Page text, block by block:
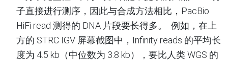
子直接进行测序，因此与合成方法相比，PacBio
HiFi read 测得的 DNA 片段要长得多。
例如，在上
方的 STRC IGV 屏幕截图中，Infinityreads 的平均长
度为 4.5 kb（中位数为 3.8 kb）， 要比人类WGS 的